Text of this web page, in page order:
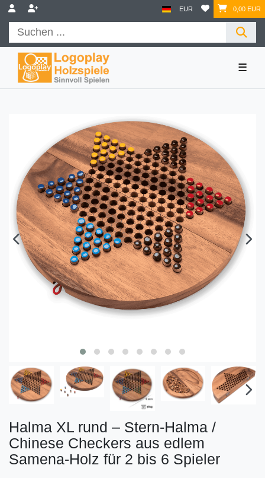
EUR 0,00 EUR
☰
Halma XL rund – Stern-Halma /
Chinese Checkers aus edlem
Samena-Holz für 2 bis 6 Spieler